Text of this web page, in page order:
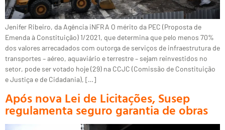
Jenifer Ribeiro, da Agência iNFRA O mérito da PEC (Proposta de
Emenda à Constituição) 1/2021, que determina que pelo menos 70%
dos valores arrecadados com outorga de serviços de infraestrutura de
transportes – aéreo, aquaviário e terrestre – sejam reinvestidos no
setor, pode ser votado hoje (29) na CCJC (Comissão de Constituição
e Justiça e de Cidadania), […]
Após nova Lei de Licitações, Susep
regulamenta seguro garantia de obras